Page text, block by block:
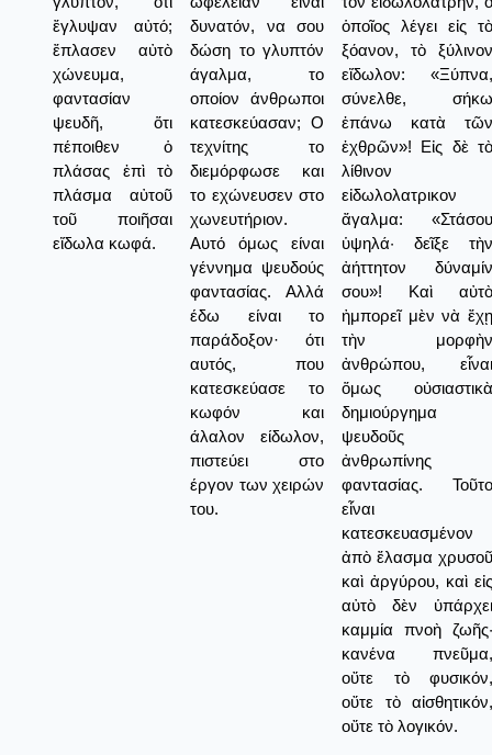
ἔγλυψαν αὐτό;
ἔπλασεν αὐτὸ
χώνευμα,
φαντασίαν
ψευδῆ, ὅτι
πέποιθεν ὁ
πλάσας ἐπὶ τὸ
πλάσμα αὐτοῦ
τοῦ ποιῆσαι
εἴδωλα κωφά.
δυνατόν, να σου
δώση το γλυπτόν
άγαλμα, το
οποίον άνθρωποι
κατεσκεύασαν; Ο
τεχνίτης το
διεμόρφωσε και
το εχώνευσεν στο
χωνευτήριον.
Αυτό όμως είναι
γέννημα ψευδούς
φαντασίας. Αλλά
έδω είναι το
παράδοξον· ότι
αυτός, που
κατεσκεύασε το
κωφόν και
άλαλον είδωλον,
πιστεύει στο
έργον των χειρών
του.
ὁποῖος λέγει εἰς τὸ
ξόανον, τὸ ξύλινον
εἴδωλον: «Ξύπνα,
σύνελθε, σήκω
ἐπάνω κατὰ τῶν
ἐχθρῶν»! Εἰς δὲ τὸ
λίθινον
εἰδωλολατρικον
ἄγαλμα: «Στάσου
ὑψηλά· δεῖξε τὴν
ἀήττητον δύναμίν
σου»! Καὶ αὐτὸ
ἠμπορεῖ μὲν νὰ ἔχῃ
τὴν μορφὴν
ἀνθρώπου, εἶναι
ὅμως οὐσιαστικὰ
δημιούργημα
ψευδοῦς
ἀνθρωπίνης
φαντασίας. Τοῦτο
εἶναι
κατεσκευασμένον
ἀπὸ ἔλασμα χρυσοῦ
καὶ ἀργύρου, καὶ εἰς
αὐτὸ δὲν ὑπάρχει
καμμία πνοὴ ζωῆς·
κανένα πνεῦμα,
οὔτε τὸ φυσικόν,
οὔτε τὸ αἰσθητικόν,
οὔτε τὸ λογικόν.